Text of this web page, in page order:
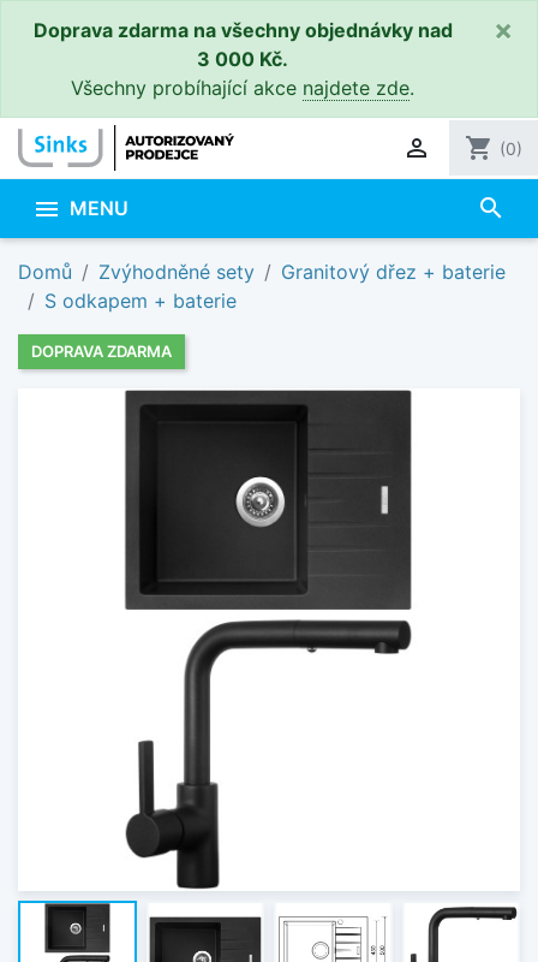
Doprava zdarma na všechny objednávky nad
3 000 Kč.
Všechny probíhající akce najdete zde.
×
 shopping_cart (0)
 MENU search
Domů Zvýhodněné sety
Granitový dřez + baterie
S odkapem + baterie
DOPRAVA ZDARMA